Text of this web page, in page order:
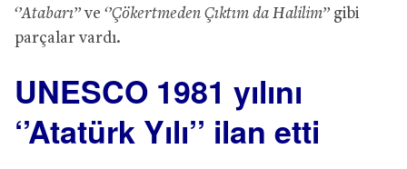
‘’Atabarı’’ve ‘’Çökertmeden Çıktım da Halilim’’ gibi
parçalar vardı.
UNESCO 1981 yılını
‘’Atatürk Yılı’’ ilan etti